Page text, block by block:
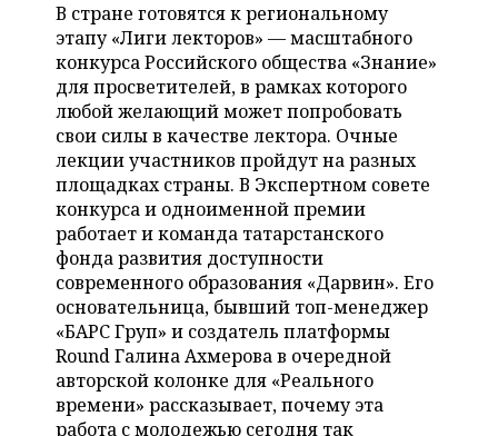
ONLINE-КОНФЕРЕНЦИИ
ОТКРЫТАЯ ЛЕКЦИЯ
ХОККЕЙ
БАСКЕТБОЛ
ВОЛЕЙБОЛ
КИБЕРСПОРТ
ФИГУРНОЕ КАТАНИЕ
ВОДНЫЕ ВИДЫ СПОРТА
ХОККЕЙ С МЯЧОМ
ВЛАСТЬ
ИНФРАСТРУКТУРА
ИСТОРИЯ
КУЛЬТУРА
МЕДИЦИНА
ОБРАЗОВАНИЕ
ПРОИСШЕСТВИЯ
СЮЖЕТЫ
СПРАВОЧНИК
СПИСОК ПЕРСОН
СПИСОК КОМПАНИЙ
ПОЛНАЯ ВЕРСИЯ
В стране готовятся к региональному
этапу «Лиги лекторов» — масштабного
конкурса Российского общества «Знание»
для просветителей, в рамках которого
любой желающий может попробовать
свои силы в качестве лектора. Очные
лекции участников пройдут на разных
площадках страны. В Экспертном совете
конкурса и одноименной премии
работает и команда татарстанского
фонда развития доступности
современного образования «Дарвин». Его
основательница, бывший топ-менеджер
«БАРС Груп» и создатель платформы
Round Галина Ахмерова в очередной
авторской колонке для «Реального
времени» рассказывает, почему эта
работа с молодежью сегодня так